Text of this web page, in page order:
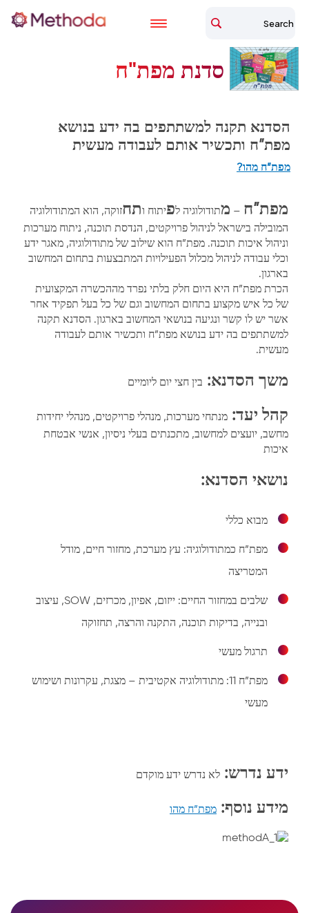
סדנת מפת"ח
הסדנא תקנה למשתתפים בה ידע בנושא
מפת”ח ותכשיר אותם לעבודה מעשית
מפת”ח מהו?
מפת”ח – מתודולוגיה לפיתוח ותחזוקה, הוא המתודולוגיה
המובילה בישראל לניהול פרויקטים, הנדסת תוכנה, ניתוח מערכות
וניהול איכות תוכנה. מפת”ח הוא שילוב של מתודולוגיה, מאגר ידע
וכלי עבודה לניהול מכלול הפעילויות המתבצעות בתחום המחשוב
בארגון.
הכרת מפת”ח היא היום חלק בלתי נפרד מההכשרה המקצועית
של כל איש מקצוע בתחום המחשוב וגם של כל בעל תפקיד אחר
אשר יש לו קשר ונגיעה בנושאי המחשוב בארגון. הסדנא תקנה
למשתתפים בה ידע בנושא מפת”ח ותכשיר אותם לעבודה
מעשית.
משך הסדנא: בין חצי יום ליומיים
קהל יעד: מנתחי מערכות, מנהלי פרויקטים, מנהלי יחידות
מחשב, יועצים למחשוב, מתכנתים בעלי ניסיון, אנשי אבטחת
איכות
נושאי הסדנא:
מבוא כללי
מפת”ח כמתודולוגיה: עץ מערכת, מחזור חיים, מודל
המטריצה
שלבים במחזור החיים: ייזום, אפיון, מכרזים, SOW, עיצוב
ובנייה, בדיקות תוכנה, התקנה והרצה, תחזוקה
תרגול מעשי
מפת”ח 11: מתודולוגיה אקטיבית – מצגת, עקרונות ושימוש
מעשי
ידע נדרש: לא נדרש ידע מוקדם
מידע נוסף: מפת”ח מהו